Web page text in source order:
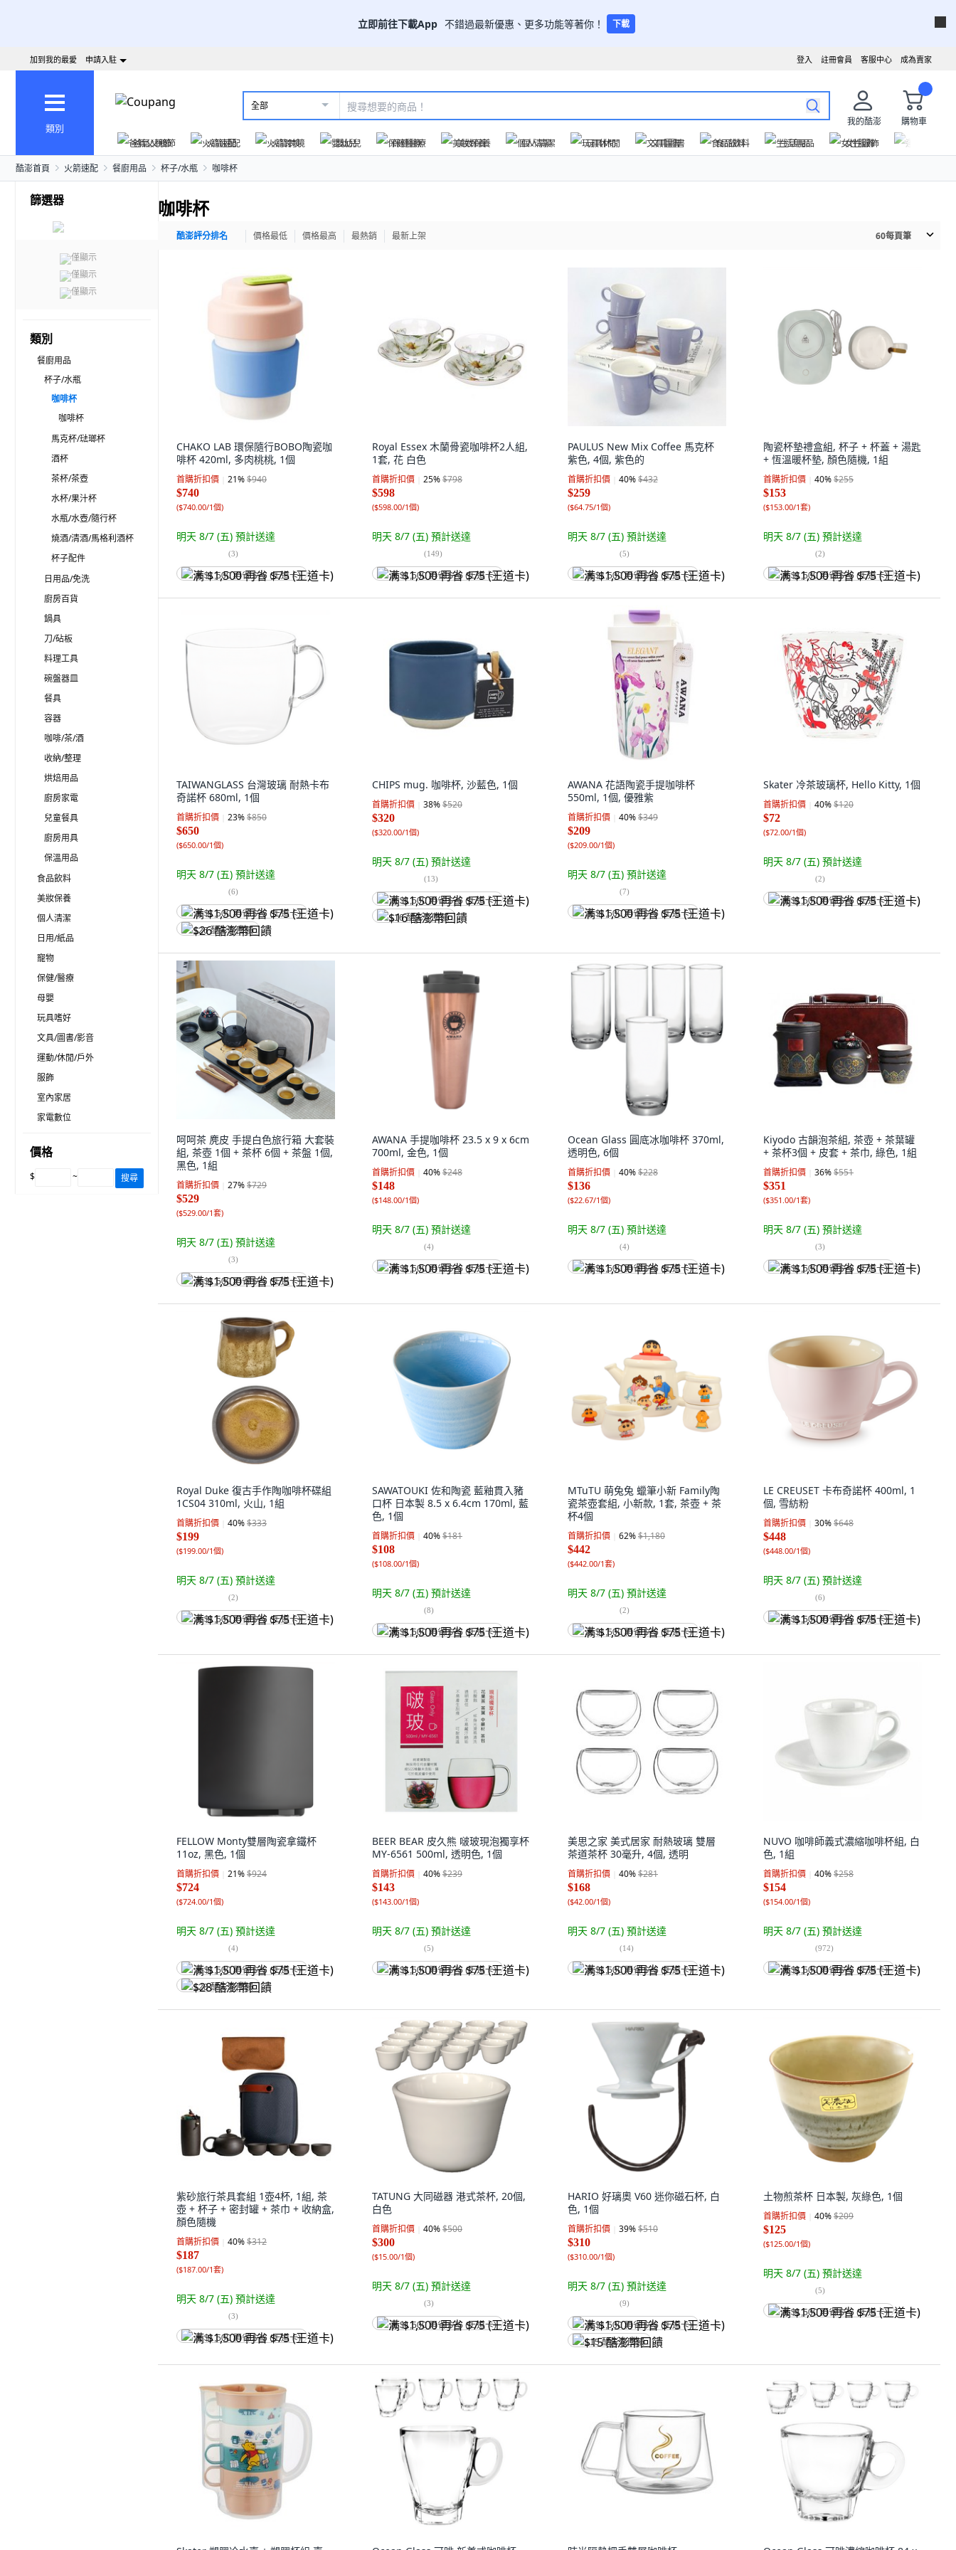
立即前往下載App 不錯過最新優惠、更多功能等著你！ 下載
成為賣家
客服中心
註冊會員
登入
加到我的最愛 申請入駐
類別
全部
我的酷澎
購物車
爸氣父親節
火箭速配 火箭跨境 嬰幼兒 保健醫療 美妝保養 個人清潔 玩具休閒 文具圖書 食品飲料 生活用品 女性服飾
酷澎首頁 火箭速配 餐廚用品 杯子/水瓶 咖啡杯
篩選器
僅顯示
僅顯示
僅顯示
類別
餐廚用品
杯子/水瓶
咖啡杯
咖啡杯
馬克杯/琺瑯杯
酒杯
茶杯/茶壺
水杯/果汁杯
水瓶/水壺/隨行杯
燒酒/清酒/馬格利酒杯
杯子配件
日用品/免洗
廚房百貨
鍋具
刀/砧板
料理工具
碗盤器皿
餐具
容器
咖啡/茶/酒
收納/整理
烘焙用品
廚房家電
兒童餐具
廚房用具
保溫用品
食品飲料
美妝保養
個人清潔
日用/紙品
寵物
保健/醫療
母嬰
玩具嗜好
文具/圖書/影音
運動/休閒/戶外
服飾
室內家居
家電數位
價格
$ ~ 搜尋
咖啡杯
酷澎評分排名 價格最低 價格最高 最熱銷 最新上架 60每頁筆
CHAKO LAB 環保隨行BOBO陶瓷咖
啡杯 420ml, 多肉桃桃, 1個
首購折扣價 21%$940
$740
($740.00/1個)
明天 8/7 (五) 預計送達
(3)
满 $1,500 再省 $75 (王道卡)
Royal Essex 木蘭骨瓷咖啡杯2人組,
1套, 花 白色
首購折扣價 25%$798
$598
($598.00/1個)
明天 8/7 (五) 預計送達
(149)
满 $1,500 再省 $75 (王道卡)
PAULUS New Mix Coffee 馬克杯
紫色, 4個, 紫色的
首購折扣價 40%$432
$259
($64.75/1個)
明天 8/7 (五) 預計送達
(5)
满 $1,500 再省 $75 (王道卡)
陶瓷杯墊禮盒組, 杯子 + 杯蓋 + 湯匙
+ 恆溫暖杯墊, 顏色隨機, 1組
首購折扣價 40%$255
$153
($153.00/1套)
明天 8/7 (五) 預計送達
(2)
满 $1,500 再省 $75 (王道卡)
TAIWANGLASS 台灣玻璃 耐熱卡布
奇諾杯 680ml, 1個
首購折扣價 23%$850
$650
($650.00/1個)
明天 8/7 (五) 預計送達
(6)
满 $1,500 再省 $75 (王道卡)
$26 酷澎幣回饋
CHIPS mug. 咖啡杯, 沙藍色, 1個
首購折扣價 38%$520
$320
($320.00/1個)
明天 8/7 (五) 預計送達
(13)
满 $1,500 再省 $75 (王道卡)
$16 酷澎幣回饋
AWANA 花語陶瓷手提咖啡杯
550ml, 1個, 優雅紫
首購折扣價 40%$349
$209
($209.00/1個)
明天 8/7 (五) 預計送達
(7)
满 $1,500 再省 $75 (王道卡)
Skater 冷茶玻璃杯, Hello Kitty, 1個
首購折扣價 40%$120
$72
($72.00/1個)
明天 8/7 (五) 預計送達
(2)
满 $1,500 再省 $75 (王道卡)
呵呵茶 麂皮 手提白色旅行箱 大套裝
組, 茶壺 1個 + 茶杯 6個 + 茶盤 1個,
黑色, 1組
首購折扣價 27%$729
$529
($529.00/1套)
明天 8/7 (五) 預計送達
(3)
满 $1,500 再省 $75 (王道卡)
AWANA 手提咖啡杯 23.5 x 9 x 6cm
700ml, 金色, 1個
首購折扣價 40%$248
$148
($148.00/1個)
明天 8/7 (五) 預計送達
(4)
满 $1,500 再省 $75 (王道卡)
Ocean Glass 圓底冰咖啡杯 370ml,
透明色, 6個
首購折扣價 40%$228
$136
($22.67/1個)
明天 8/7 (五) 預計送達
(4)
满 $1,500 再省 $75 (王道卡)
Kiyodo 古韻泡茶組, 茶壺 + 茶葉罐
+ 茶杯3個 + 皮套 + 茶巾, 綠色, 1組
首購折扣價 36%$551
$351
($351.00/1套)
明天 8/7 (五) 預計送達
(3)
满 $1,500 再省 $75 (王道卡)
Royal Duke 復古手作陶咖啡杯碟組
1CS04 310ml, 火山, 1組
首購折扣價 40%$333
$199
($199.00/1個)
明天 8/7 (五) 預計送達
(2)
满 $1,500 再省 $75 (王道卡)
SAWATOUKI 佐和陶瓷 藍釉貫入豬
口杯 日本製 8.5 x 6.4cm 170ml, 藍
色, 1個
首購折扣價 40%$181
$108
($108.00/1個)
明天 8/7 (五) 預計送達
(8)
满 $1,500 再省 $75 (王道卡)
MTuTU 萌兔兔 蠟筆小新 Family陶
瓷茶壺套組, 小新款, 1套, 茶壺 + 茶
杯4個
首購折扣價 62%$1,180
$442
($442.00/1套)
明天 8/7 (五) 預計送達
(2)
满 $1,500 再省 $75 (王道卡)
LE CREUSET 卡布奇諾杯 400ml, 1
個, 雪紡粉
首購折扣價 30%$648
$448
($448.00/1個)
明天 8/7 (五) 預計送達
(6)
满 $1,500 再省 $75 (王道卡)
FELLOW Monty雙層陶瓷拿鐵杯
11oz, 黑色, 1個
首購折扣價 21%$924
$724
($724.00/1個)
明天 8/7 (五) 預計送達
(4)
满 $1,500 再省 $75 (王道卡)
$28 酷澎幣回饋
BEER BEAR 皮久熊 啵玻現泡獨享杯
MY-6561 500ml, 透明色, 1個
首購折扣價 40%$239
$143
($143.00/1個)
明天 8/7 (五) 預計送達
(5)
满 $1,500 再省 $75 (王道卡)
美思之家 美式居家 耐熱玻璃 雙層
茶道茶杯 30毫升, 4個, 透明
首購折扣價 40%$281
$168
($42.00/1個)
明天 8/7 (五) 預計送達
(14)
满 $1,500 再省 $75 (王道卡)
NUVO 咖啡師義式濃縮咖啡杯組, 白
色, 1組
首購折扣價 40%$258
$154
($154.00/1個)
明天 8/7 (五) 預計送達
(972)
满 $1,500 再省 $75 (王道卡)
紫砂旅行茶具套組 1壺4杯, 1組, 茶
壺 + 杯子 + 密封罐 + 茶巾 + 收納盒,
顏色隨機
首購折扣價 40%$312
$187
($187.00/1套)
明天 8/7 (五) 預計送達
(3)
满 $1,500 再省 $75 (王道卡)
TATUNG 大同磁器 港式茶杯, 20個,
白色
首購折扣價 40%$500
$300
($15.00/1個)
明天 8/7 (五) 預計送達
(3)
满 $1,500 再省 $75 (王道卡)
HARIO 好璃奧 V60 迷你磁石杯, 白
色, 1個
首購折扣價 39%$510
$310
($310.00/1個)
明天 8/7 (五) 預計送達
(9)
满 $1,500 再省 $75 (王道卡)
$15 酷澎幣回饋
土物煎茶杯 日本製, 灰綠色, 1個
首購折扣價 40%$209
$125
($125.00/1個)
明天 8/7 (五) 預計送達
(5)
满 $1,500 再省 $75 (王道卡)